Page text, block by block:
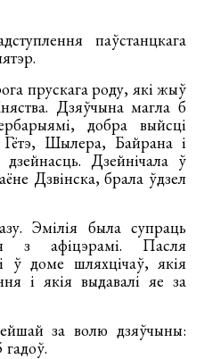
паўстанцкага
прускага роду, які жыў
Дзяўчына магла б
добра выйсці
Гётэ, Шылера, Байрана і
Дзейнічала ў
Дзвінска, брала ўдзел
Эмілія была супраць
з афіцэрамі. Пасля
ў доме шляхцічаў, якія
і якія выдавалі яе за
за волю дзяўчыны: